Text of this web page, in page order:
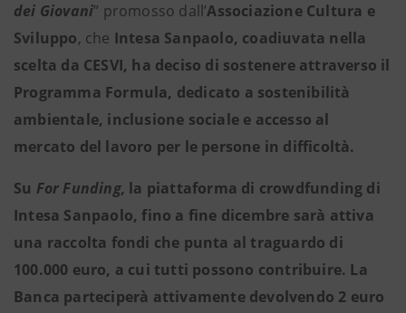
dei Giovani” promosso dall’Associazione Cultura e
Sviluppo, che Intesa Sanpaolo, coadiuvata nella
scelta da CESVI, ha deciso di sostenere attraverso il
Programma Formula, dedicato a sostenibilità
ambientale, inclusione sociale e accesso al
mercato del lavoro per le persone in difficoltà.
Su For Funding, la piattaforma di crowdfunding di
Intesa Sanpaolo, fino a fine dicembre sarà attiva
una raccolta fondi che punta al traguardo di
100.000 euro, a cui tutti possono contribuire. La
Banca parteciperà attivamente devolvendo 2 euro